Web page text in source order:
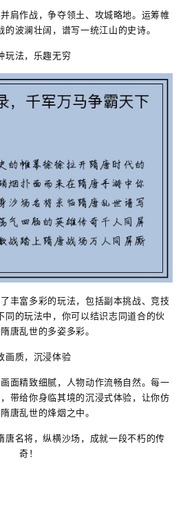
肩作战，争夺领土、攻城略地。运筹帷
波澜壮阔，谱写一统江山的史诗。
玩法，乐趣无穷
丰富多彩的玩法，包括副本挑战、竞技
同的玩法中，你可以结识志同道合的伙
唐乱世的多姿多彩。
画质，沉浸体验
面精致细腻，人物动作流畅自然。每一
带给你身临其境的沉浸式体验，让你仿
唐乱世的烽烟之中。
唐名将，纵横沙场，成就一段不朽的传
奇！